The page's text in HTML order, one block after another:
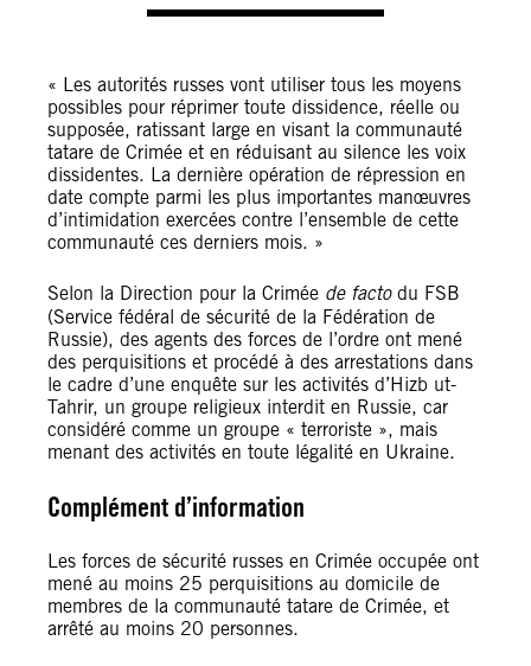
« Les autorités russes vont utiliser tous les moyens
possibles pour réprimer toute dissidence, réelle ou
supposée, ratissant large en visant la communauté
tatare de Crimée et en réduisant au silence les voix
dissidentes. La dernière opération de répression en
date compte parmi les plus importantes manœuvres
d’intimidation exercées contre l’ensemble de cette
communauté ces derniers mois. »
Selon la Direction pour la Crimée de factodu FSB
(Service fédéral de sécurité de la Fédération de
Russie), des agents des forces de l’ordre ont mené
des perquisitions et procédé à des arrestations dans
le cadre d’une enquête sur les activités d’Hizb ut-
Tahrir, un groupe religieux interdit en Russie, car
considéré comme un groupe « terroriste », mais
menant des activités en toute légalité en Ukraine.
Complément d’information
Les forces de sécurité russes en Crimée occupée ont
mené au moins 25 perquisitions au domicile de
membres de la communauté tatare de Crimée, et
arrêté au moins 20 personnes.